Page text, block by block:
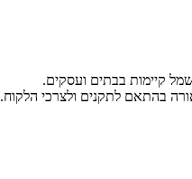
קיימות בבתים ועסקים.
בהתאם לתקנים ולצרכי הלקוח.